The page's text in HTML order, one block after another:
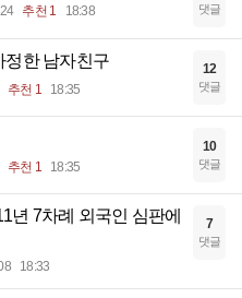
추천 1 18:38 댓글
정한 남자친구
추천 1 18:35
12
댓글
추천 1 18:35
10
댓글
년 7차례 외국인 심판에
18:33
7
댓글